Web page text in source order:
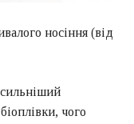
носіння (від
чого